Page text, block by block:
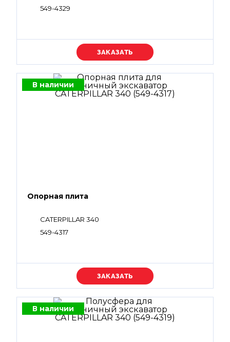
549-4329
Уточняйте цену
В наличии
Опорная плита
CATERPILLAR 340
549-4317
Уточняйте цену
В наличии